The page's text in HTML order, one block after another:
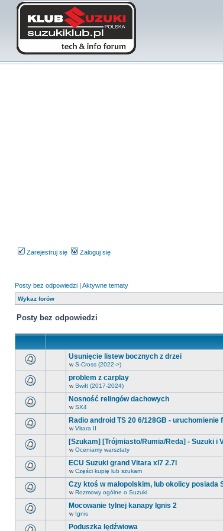
Zarejestruj się Zaloguj się
Posty bez odpowiedzi | Aktywne tematy
Wykaz forów
Posty bez odpowiedzi
ma
nieprzeczytanych
postów.
Usunięcie listew bocznych z drzei
w S-Cross (2022->)
ma
nieprzeczytanych
postów.
problem z carplay
w Swift (2017-2024)
ma
nieprzeczytanych
postów.
Nosność relingów dachowych
w SX4
ma
nieprzeczytanych
postów.
Radio android TS 20 6/128GB -
w Vitara II
ma
nieprzeczytanych
postów.
[Szukam] [Trójmiasto/Rumia/Reda] - Suzuki i
w Oceniamy warsztaty
ma
nieprzeczytanych
postów.
ECU Suzuki grand Vitara xl7 2.7l
w Części kupię lub szukam
ma
Czy ktoś w małopolskim, lub okolicy posiada
w Rozmowy ogólne o Suzuki
Mocowanie tylnej kanapy Ignis 2
w Ignis
Poduszka lędźwiowa